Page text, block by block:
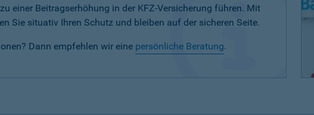
einer Beitragserhöhung in der KFZ-Versicherung führen. Mit
Sie situativ Ihren Schutz und bleiben auf der sicheren Seite.
Dann empfehlen wir eine persönliche Beratung.